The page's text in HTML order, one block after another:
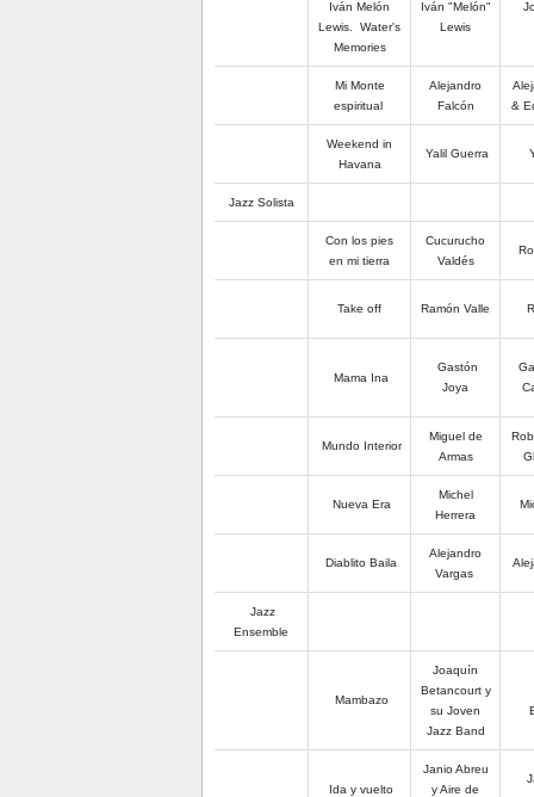
Iván Melón
Lewis. Water's
Memories
Iván "Melón"
Lewis
Mi Monte
espiritual
Alejandro
Falcón
&
Weekend in
Havana
Yalil Guerra
Jazz Solista
Con los pies
en mi tierra
Cucurucho
Valdés
Take off Ramón Valle
Mama Ina
Gastón
Joya
Mundo Interior
Miguel de
Armas
Nueva Era
Michel
Herrera
Diablito Baila
Alejandro
Vargas
Jazz
Ensemble
Mambazo
Joaquín
Betancourt y
su Joven
Jazz Band
Ida y vuelto
Janio Abreu
y Aire de